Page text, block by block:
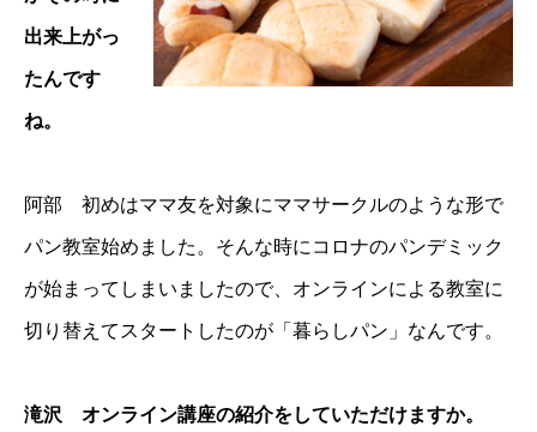
出来上がっ
たんです
ね。
阿部 初めはママ友を対象にママサークルのような形で
パン教室始めました。そんな時にコロナのパンデミック
が始まってしまいましたので、オンラインによる教室に
切り替えてスタートしたのが「暮らしパン」なんです。
滝沢 オンライン講座の紹介をしていただけますか。